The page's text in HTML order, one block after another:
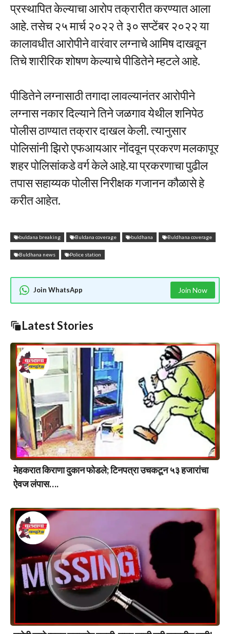
प्रस्थापित केल्याचा आरोप तक्रारीत करण्यात आला
आहे. तसेच २५ मार्च २०२२ ते ३० सप्टेंबर २०२२ या
कालावधीत आरोपीने वारंवार लग्नाचे आमिष दाखवून
तिचे शारीरिक शोषण केल्याचे पीडितेने म्हटले आहे.
पीडितेने लग्नासाठी तगादा लावल्यानंतर आरोपीने
लग्नास नकार दिल्याने तिने जळगाव येथील शनिपेठ
पोलीस ठाण्यात तक्रार दाखल केली. त्यानुसार
पोलिसांनी झिरो एफआयआर नोंदवून प्रकरण मलकापूर
शहर पोलिसांकडे वर्ग केले आहे.या प्रकरणाचा पुढील
तपास सहाय्यक पोलीस निरीक्षक गजानन कौळासे हे
करीत आहेत.
buldana breaking Buldana coverage buldhana Buldhana coverage
Buldhana news Police station
Join WhatsApp Join Now
Latest Stories
मेहकरात किराणा दुकान फोडले; टिनपत्रा उचकटून ५३ हजारांचा
ऐवज लंपास….